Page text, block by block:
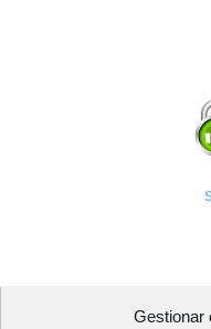
Gestionar